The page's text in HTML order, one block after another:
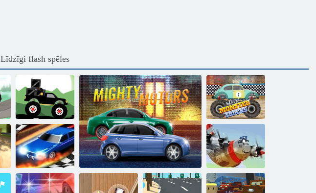
Līdzīgi flash spēles
Monster Truck
Meža Piegāde
Sacīkšu
briesmoņu
kravas
automašīnas